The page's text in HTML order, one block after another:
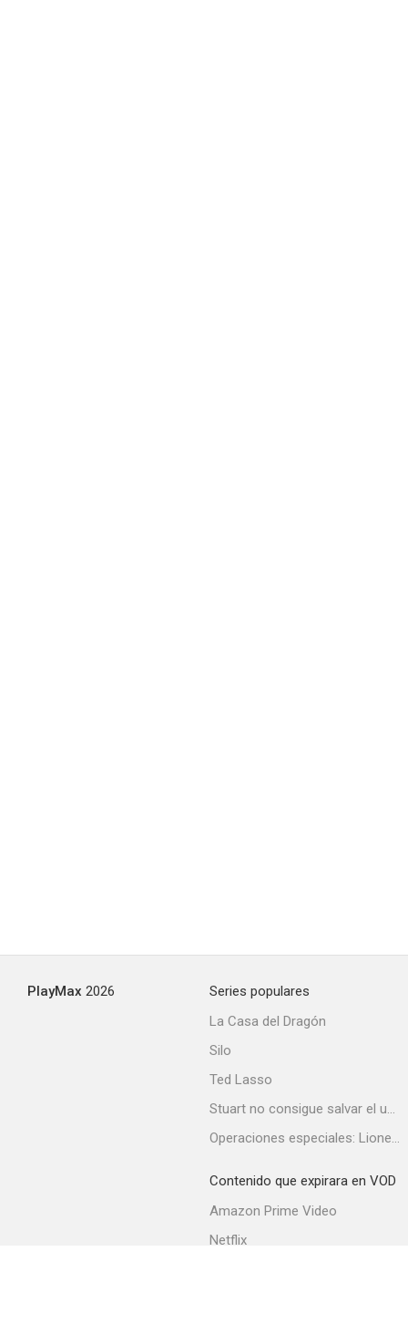
PlayMax 2026
Series populares
La Casa del Dragón
Silo
Ted Lasso
Stuart no consigue salvar el universo
Operaciones especiales: Lioness
Contenido que expirara en VOD
Amazon Prime Video
Netflix